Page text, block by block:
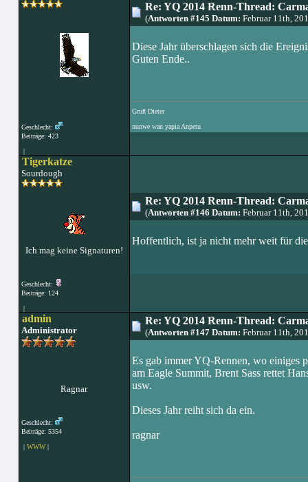
Geschlecht:
Beiträge: 423
|
Re: YQ 2014 Renn-Thread:
(Antworten #145 Datum: Februar 11th,
Diese Jahr überschlagen sich die
Guten Ende..
Gruß Dieter
nunwe wan yapia Anpetu
Tigerkatze
Sourdough
Ich mag keine Signaturen!
Geschlecht:
Beiträge: 124
|
Re: YQ 2014 Renn-Thread:
(Antworten #146 Datum: Februar 11th,
Hoffentlich, ist ja nicht mehr weit für
admin
Administrator
Ragnar
Geschlecht:
Beiträge: 5354
| WWW|
Re: YQ 2014 Renn-Thread:
(Antworten #147 Datum: Februar 11th,
Es gab immer YQ-Rennen, wo einiges
am Eagle Summit, Brent Sass rettet
usw.
Dieses Jahr reiht sich da ein.
ragnar